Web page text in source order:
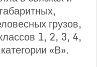
грузов,
1, 2, 3, 4,
«В».